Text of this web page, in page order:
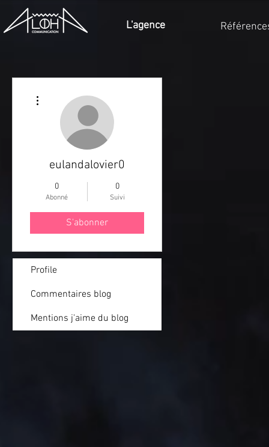
L'agence
eulandalovier0
0
Abonné
0
Suivi
S'abonner
Profile
Commentaires blog
Mentions j'aime du blog